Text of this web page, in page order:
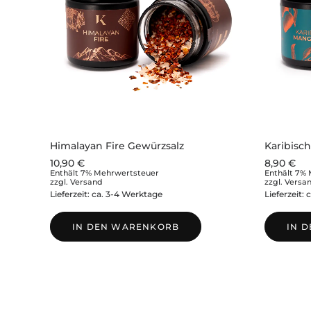
Himalayan Fire Gewürzsalz
10,90 €
Enthält 7% Mehrwertsteuer
zzgl. Versand
Lieferzeit: ca. 3-4 Werktage
IN DEN WARENKORB
8,90 €
Enthält 7%
zzgl.
Lieferzeit:
IN